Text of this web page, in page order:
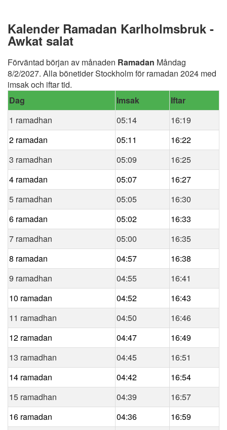
Kalender Ramadan Karlholmsbruk -
Awkat salat
Förväntad början av månaden Ramadan Måndag
8/2/2027. Alla bönetider Stockholm för ramadan 2024 med
imsak och iftar tid.
Dag
Imsak
Iftar
1 ramadhan
05:14
16:19
2 ramadan
05:11
16:22
3 ramadhan
05:09
16:25
4 ramadan
05:07
16:27
5 ramadhan
05:05
16:30
6 ramadan
05:02
16:33
7 ramadhan
05:00
16:35
8 ramadan
04:57
16:38
9 ramadhan
04:55
16:41
10 ramadan
04:52
16:43
11 ramadhan
04:50
16:46
12 ramadan
04:47
16:49
13 ramadhan
04:45
16:51
14 ramadan
04:42
16:54
15 ramadhan
04:39
16:57
16 ramadan
04:36
16:59